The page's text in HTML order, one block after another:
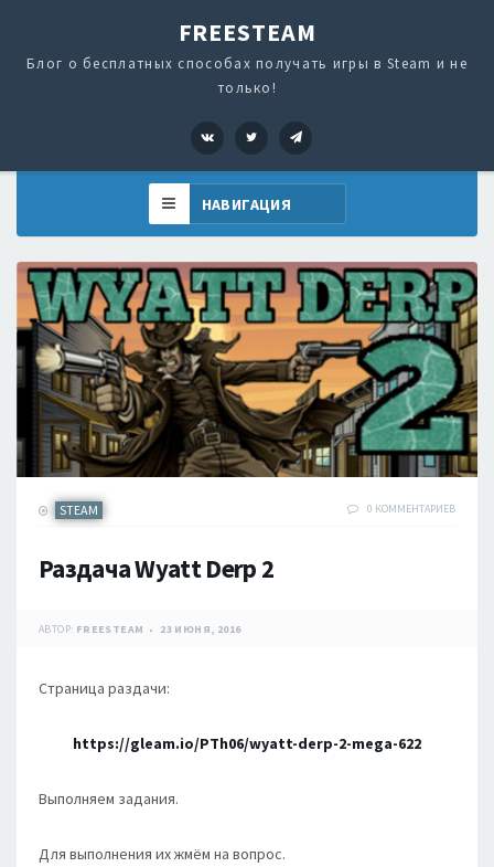
FREESTEAM
Блог о бесплатных способах получать игры в Steam и не
только!
VK Twitter
STEAM 0 КОММЕНТАРИЕВ
Раздача Wyatt Derp 2
АВТОР: FREESTEAM 23 ИЮНЯ, 2016
Страница раздачи:
https://gleam.io/PTh06/wyatt-derp-2-mega-622
Выполняем задания.
Для выполнения их жмём на вопрос.